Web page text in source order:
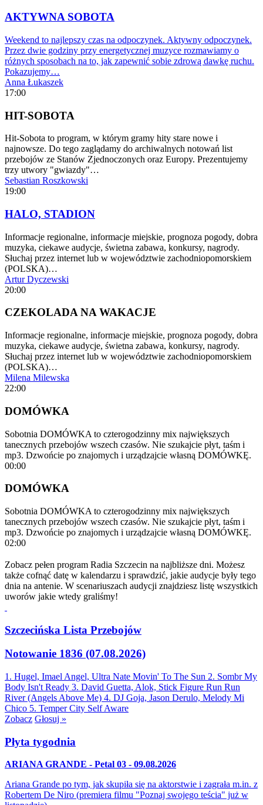
AKTYWNA SOBOTA
Weekend to najlepszy czas na odpoczynek. Aktywny odpoczynek.
Przez dwie godziny przy energetycznej muzyce rozmawiamy o
różnych sposobach na to, jak zapewnić sobie zdrową dawkę ruchu.
Pokazujemy…
Anna Łukaszek
17:00
HIT-SOBOTA
Hit-Sobota to program, w którym gramy hity stare nowe i
najnowsze. Do tego zaglądamy do archiwalnych notowań list
przebojów ze Stanów Zjednoczonych oraz Europy. Prezentujemy
trzy utwory "gwiazdy"…
Sebastian Roszkowski
19:00
HALO, STADION
Informacje regionalne, informacje miejskie, prognoza pogody, dobra
muzyka, ciekawe audycje, świetna zabawa, konkursy, nagrody.
Słuchaj przez internet lub w województwie zachodniopomorskiem
(POLSKA)…
Artur Dyczewski
20:00
CZEKOLADA NA WAKACJE
Informacje regionalne, informacje miejskie, prognoza pogody, dobra
muzyka, ciekawe audycje, świetna zabawa, konkursy, nagrody.
Słuchaj przez internet lub w województwie zachodniopomorskiem
(POLSKA)…
Milena Milewska
22:00
DOMÓWKA
Sobotnia DOMÓWKA to czterogodzinny mix największych
tanecznych przebojów wszech czasów. Nie szukajcie płyt, taśm i
mp3. Dzwońcie po znajomych i urządzajcie własną DOMÓWKĘ.
00:00
DOMÓWKA
Sobotnia DOMÓWKA to czterogodzinny mix największych
tanecznych przebojów wszech czasów. Nie szukajcie płyt, taśm i
mp3. Dzwońcie po znajomych i urządzajcie własną DOMÓWKĘ.
02:00
Zobacz pełen program Radia Szczecin na najbliższe dni. Możesz
także cofnąć datę w kalendarzu i sprawdzić, jakie audycje były tego
dnia na antenie. W scenariuszach audycji znajdziesz listę wszystkich
uworów jakie wtedy graliśmy!
Szczecińska Lista Przebojów
Notowanie 1836 (07.08.2026)
1. Hugel, Imael Angel, Ultra Nate Movin' To The Sun 2. Sombr My
Body Isn't Ready 3. David Guetta, Alok, Stick Figure Run Run
River (Angels Above Me) 4. DJ Goja, Jason Derulo, Melody Mi
Chico 5. Temper City Self Aware
Zobacz Głosuj »
Płyta tygodnia
ARIANA GRANDE - Petal 03 - 09.08.2026
Ariana Grande po tym, jak skupiła się na aktorstwie i zagrała m.in. z
Robertem De Niro (premiera filmu "Poznaj swojego teścia" już w